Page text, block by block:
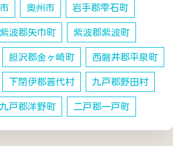
奥州市 岩手郡雫石町
紫波郡矢巾町 紫波郡紫波町
胆沢郡金ヶ崎町 西磐井郡平泉町
下閉伊郡普代村 九戸郡野田村
九戸郡洋野町 二戸郡一戸町